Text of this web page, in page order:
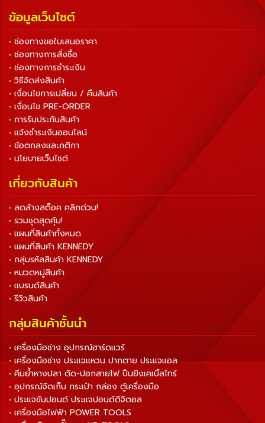
ข้อมูลเว็บไซต์
• ช่องทางขอใบเสนอราคา
• ช่องทางการสั่งซื้อ
• ช่องทางการชำระเงิน
• วิธีจัดส่งสินค้า
• เงื่อนไขการเปลี่ยน / คืนสินค้า
• เงื่อนไข PRE-ORDER
• การรับประกันสินค้า
• แจ้งชำระเงินออนไลน์
• ข้อตกลงและกติกา
• นโยบายเว็บไซต์
เกี่ยวกับสินค้า
• ลดล้างสต็อค คลิกด่วน!
• รวมชุดสุดคุ้ม!
• แผนที่สินค้าทั้งหมด
• แผนที่สินค้า KENNEDY
• กลุ่มรหัสสินค้า KENNEDY
• หมวดหมู่สินค้า
• แบรนด์สินค้า
• รีวิวสินค้า
กลุ่มสินค้าชั้นนำ
• เครื่องมือช่าง อุปกรณ์ฮาร์ดแวร์
• เครื่องมือช่าง ประแจแหวน ปากตาย ประแจแอล
• คีมย้ำหางปลา ตัด-ปอกสายไฟ ปืนยิงเคเบิ้ลไทร์
• อุปกรณ์จัดเก็บ กระเป๋า กล่อง ตู้เครื่องมือ
• ประแจขันปอนด์ ประแจปอนด์ดิจิตอล
• เครื่องมือไฟฟ้า POWER TOOLS